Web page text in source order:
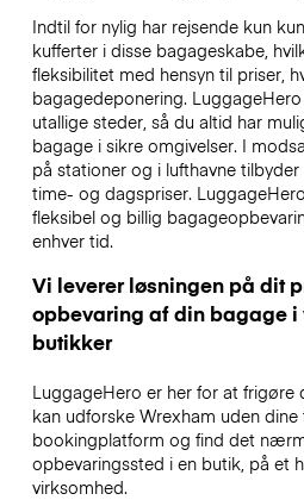
Indtil for nylig har rejsende kun
kufferter i disse bagageskabe,
fleksibilitet med hensyn til priser,
bagagedeponering.
utallige steder, så du altid har
bagage i sikre omgivelser. I
på stationer og i lufthavne
time- og dagspriser.
fleksibel og billig
enhver tid.
Vi leverer løsningen på dit
opbevaring af din bagage
butikker
LuggageHero er her for at frigøre
kan udforske Wrexham uden
bookingplatform og find det
opbevaringssted i en butik, på et
virksomhed.